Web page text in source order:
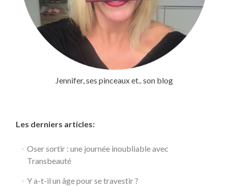
Jennifer, ses pinceaux et.. son blog
Les derniers articles:
Oser sortir : une journée inoubliable avec
Transbeauté
Y a-t-il un âge pour se travestir ?